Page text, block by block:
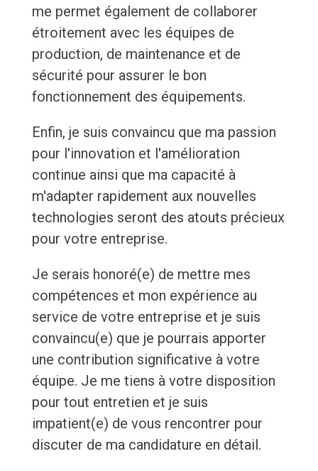
me permet également de collaborer
étroitement avec les équipes de
production, de maintenance et de
sécurité pour assurer le bon
fonctionnement des équipements.
Enfin, je suis convaincu que ma passion
pour l'innovation et l'amélioration
continue ainsi que ma capacité à
m'adapter rapidement aux nouvelles
technologies seront des atouts précieux
pour votre entreprise.
Je serais honoré(e) de mettre mes
compétences et mon expérience au
service de votre entreprise et je suis
convaincu(e) que je pourrais apporter
une contribution significative à votre
équipe. Je me tiens à votre disposition
pour tout entretien et je suis
impatient(e) de vous rencontrer pour
discuter de ma candidature en détail.